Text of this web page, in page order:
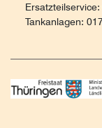
Tankanlagen: